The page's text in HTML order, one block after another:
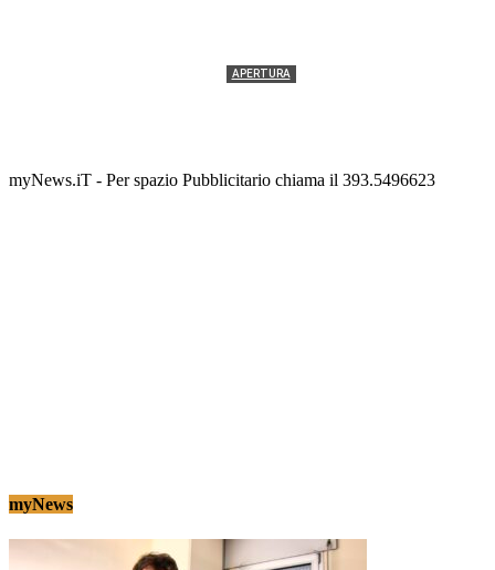
APERTURA
myNews.iT - Per spazio Pubblicitario chiama il 393.5496623
myNews